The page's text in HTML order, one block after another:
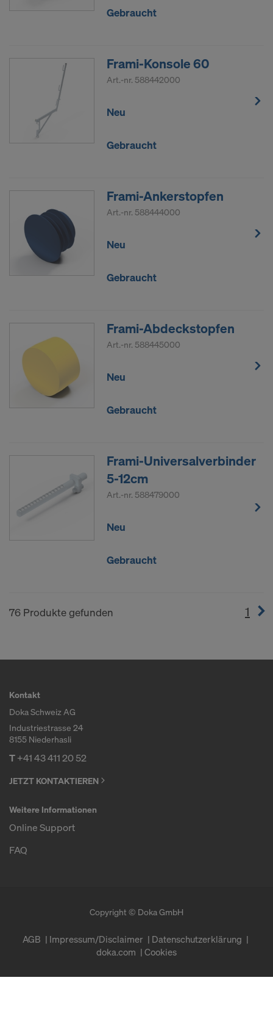
Gebraucht
Frami-Konsole 60
Art.-nr. 588442000
Neu
Gebraucht
Frami-Ankerstopfen
Art.-nr. 588444000
Neu
Gebraucht
Frami-Abdeckstopfen
Art.-nr. 588445000
Neu
Gebraucht
Frami-Universalverbinder
5-12cm
Art.-nr. 588479000
Neu
Gebraucht
76 Produkte gefunden 1
Kontakt
Doka Schweiz AG
Industriestrasse 24
8155 Niederhasli
T+41 43 411 20 52
JETZT KONTAKTIEREN
Weitere Informationen
Online Support
FAQ
Copyright © Doka GmbH
AGB Impressum/Disclaimer
Datenschutzerklärung
doka.com
Cookies